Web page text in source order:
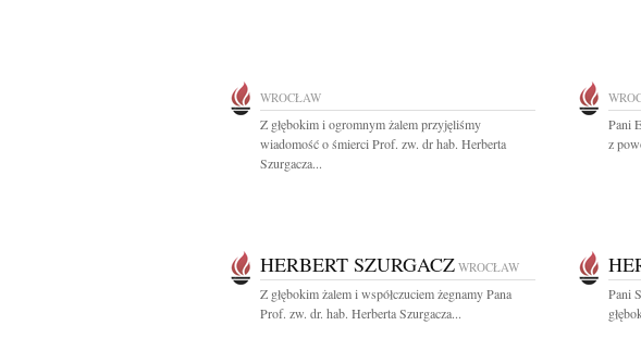
WROCŁAW
Z głębokim i ogromnym żalem przyjęliśmy
wiadomość o śmierci Prof. zw. dr hab. Herberta
Szurgacza...
Pani
z
HERBERT SZURGACZ WROCŁAW
Z głębokim żalem i współczuciem żegnamy Pana
Prof. zw. dr. hab. Herberta Szurgacza...
Pani